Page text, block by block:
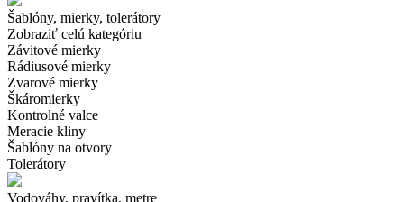
Šablóny, mierky, tolerátory
Zobraziť celú kategóriu
Závitové mierky
Rádiusové mierky
Zvarové mierky
Škáromierky
Kontrolné valce
Meracie kliny
Šablóny na otvory
Tolerátory
Vodováhy, pravítka, metre